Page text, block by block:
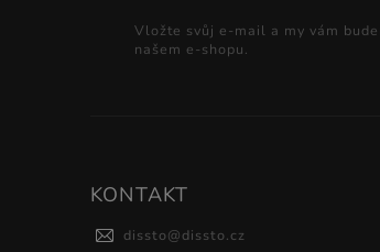
Vložte svůj e-mail a my vám
našem e-shopu.
KONTAKT
dissto@dissto.cz